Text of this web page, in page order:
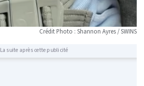
Crédit Photo : Shannon Ayres / SWINS
La suite après cette publicité